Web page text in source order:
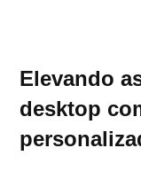
Elevando
desktop